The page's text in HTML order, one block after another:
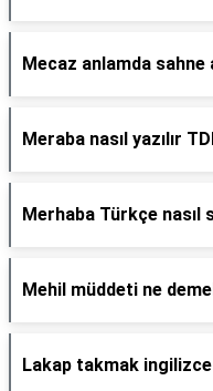
Mecaz anlamda sahne
Meraba nasıl yazılır
Merhaba Türkçe nasıl
Mehil müddeti ne
Lakap takmak